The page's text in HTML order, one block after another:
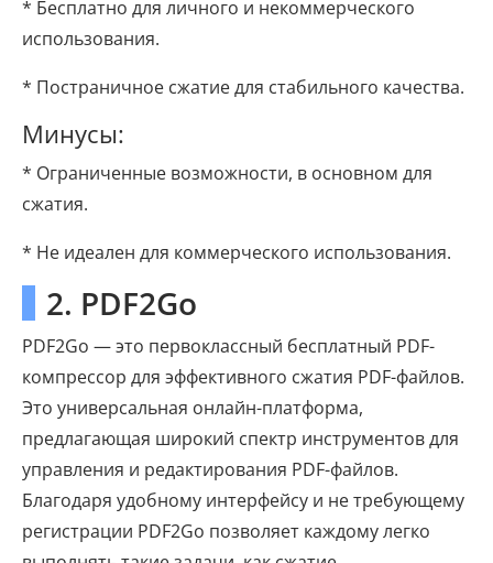
* Бесплатно для личного и некоммерческого
использования.
* Постраничное сжатие для стабильного качества.
Минусы:
* Ограниченные возможности, в основном для
сжатия.
* Не идеален для коммерческого использования.
2. PDF2Go
PDF2Go — это первоклассный бесплатный PDF-
компрессор для эффективного сжатия PDF-файлов.
Это универсальная онлайн-платформа,
предлагающая широкий спектр инструментов для
управления и редактирования PDF-файлов.
Благодаря удобному интерфейсу и не требующему
регистрации PDF2Go позволяет каждому легко